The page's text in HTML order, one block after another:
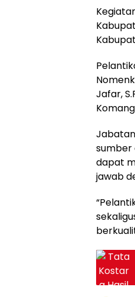
Jafar,
sumber
dapat
jawab